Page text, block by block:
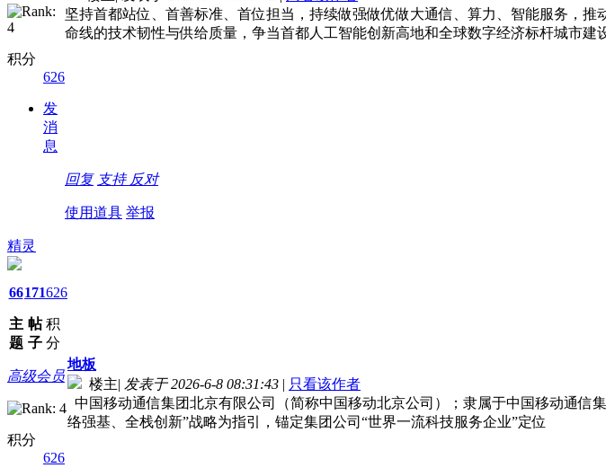
积分
626
发
消
息
坚持首都站位、首善标准、首位担当，持续做强做优做大通信、算力、智能服务，
命线的技术韧性与供给质量，争当首都人工智能创新高地和全球数字经济标杆城市建
回复 支持 反对
使用道具 举报
精灵
66
主
题
171
帖
子
626
积
分
高级会员
积分
626
地板
楼主| 发表于 2026-6-8 08:31:43 | 只看该作者
中国移动通信集团北京有限公司（简称中国移动北京公司）；隶属于中国移动通信
络强基、全栈创新”战略为指引，锚定集团公司“世界一流科技服务企业”定位